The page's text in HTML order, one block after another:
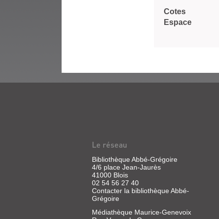
Cotes
Espace
Le réseau
Bibliothèque Abbé-Grégoire
4/6 place Jean-Jaurès
41000 Blois
02 54 56 27 40
Contacter la bibliothèque Abbé-
Grégoire
Médiathèque Maurice-Genevoix